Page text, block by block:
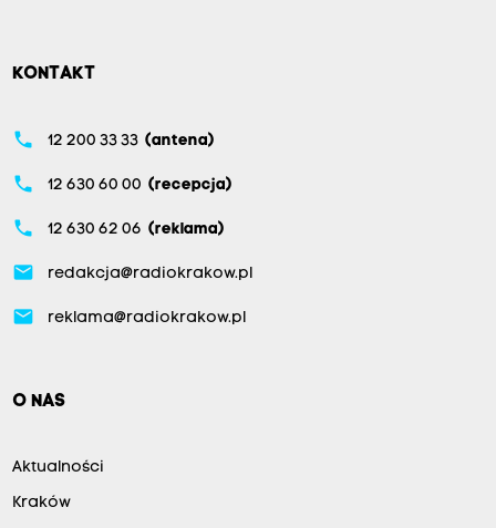
KONTAKT
phone 12 200 33 33 (antena)
phone 12 630 60 00 (recepcja)
phone 12 630 62 06 (reklama)
email redakcja@radiokrakow.pl
email reklama@radiokrakow.pl
O NAS
Aktualności
Kraków